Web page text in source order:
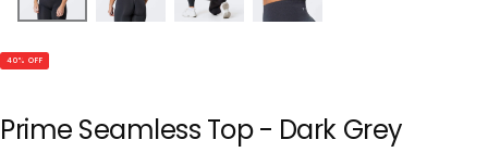
40% OFF
Prime Seamless Top - Dark Grey